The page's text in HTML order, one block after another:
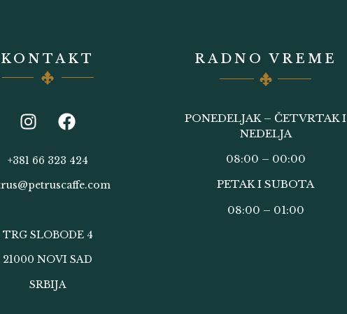
KONTAKT
+381 66 323 424
TRG SLOBODE 4
21000 NOVI SAD
SRBIJA
RADNO VREME
PONEDELJAK – ČETVRTAK I
NEDELJA
08:00 – 00:00
PETAK I SUBOTA
08:00 – 01:00